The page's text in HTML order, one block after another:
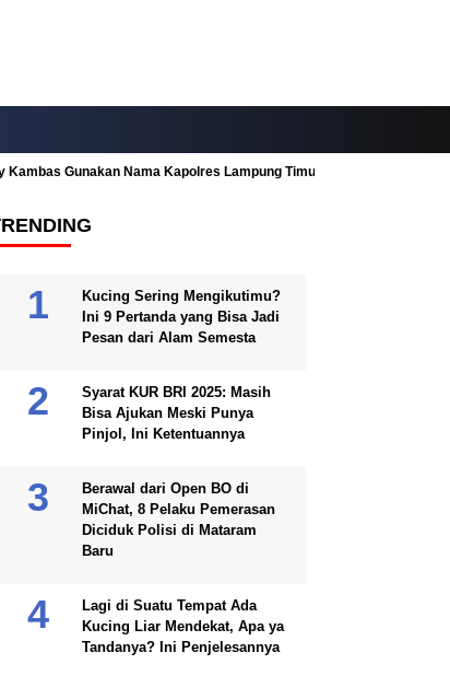
Kambas Gunakan Nama Kapolres Lampung Timur
Kucing Sering Mengikutimu?
Ini 9 Pertanda yang Bisa Jadi
Pesan dari Alam Semesta
Syarat KUR BRI 2025: Masih
Bisa Ajukan Meski Punya
Pinjol, Ini Ketentuannya
Berawal dari Open BO di
MiChat, 8 Pelaku Pemerasan
Diciduk Polisi di Mataram
Baru
Lagi di Suatu Tempat Ada
Kucing Liar Mendekat, Apa ya
Tandanya? Ini Penjelesannya